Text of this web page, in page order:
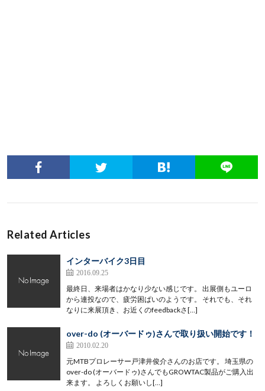
Related Articles
インターバイク3日目
2016.09.25
最終日、来場者はかなり少ない感じです。 出展側もユーロ
から連投なので、疲労困ぱいのようです。 それでも、それ
なりに来展頂き、お近くのfeedbackさ[…]
over-do (オーバードゥ)さんで取り扱い開始です！
2010.02.20
元MTBプロレーサー戸津井俊介さんのお店です。 埼玉県の
over-do (オーバードゥ)さんでもGROWTAC製品がご購入出
来ます。 よろしくお願いし[…]